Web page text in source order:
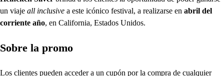
un viaje all inclusive a este icónico festival, a realizarse en abril del
corriente año, en California, Estados Unidos.
Sobre la promo
Los clientes pueden acceder a un cupón por la compra de cualquier